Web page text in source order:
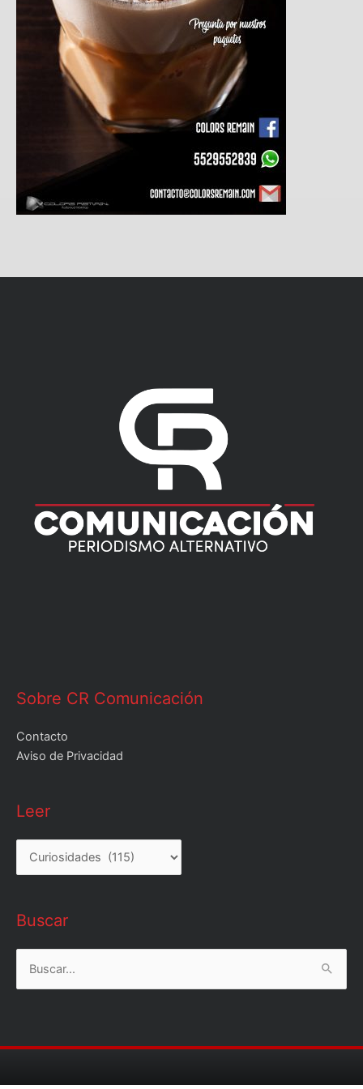
Sobre CR Comunicación
Contacto
Aviso de Privacidad
Leer
Leer
Buscar
Buscar
por: